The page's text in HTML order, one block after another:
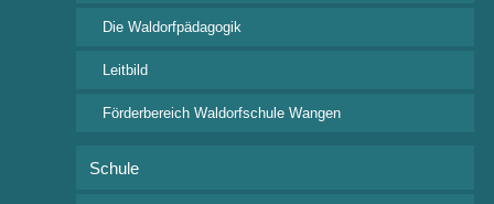
Die Waldorfpädagogik
Leitbild
Förderbereich Waldorfschule Wangen
Schule
Aktuelles